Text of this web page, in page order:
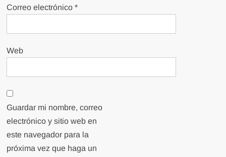
Correo electrónico*
Web
Guardar mi nombre, correo
electrónico y sitio web en
este navegador para la
próxima vez que haga un